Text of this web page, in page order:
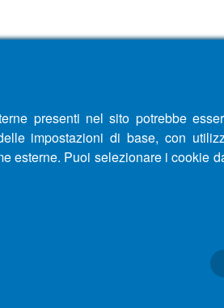
presenti nel sito potrebbe
impostazioni di base, con
esterne. Puoi selezionare i cookie